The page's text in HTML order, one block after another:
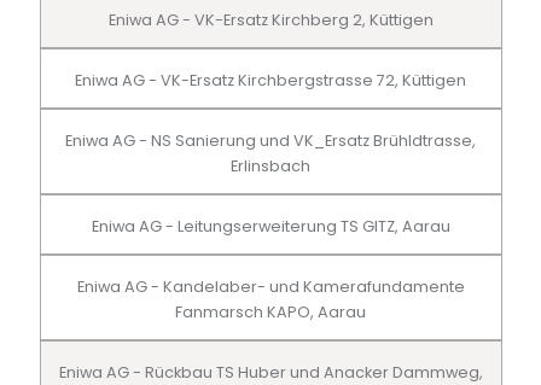
Eniwa AG - VK-Ersatz Kirchberg 2, Küttigen
Eniwa AG - VK-Ersatz Kirchbergstrasse 72, Küttigen
Eniwa AG - NS Sanierung und VK_Ersatz Brühldtrasse,
Erlinsbach
Eniwa AG - Leitungserweiterung TS GITZ, Aarau
Eniwa AG - Kandelaber- und Kamerafundamente
Fanmarsch KAPO, Aarau
Eniwa AG - Rückbau TS Huber und Anacker Dammweg,